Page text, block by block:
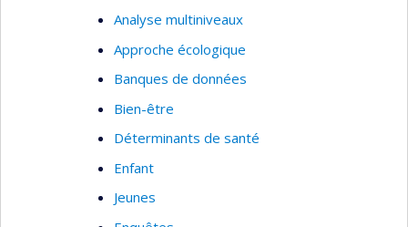
Analyse multiniveaux
Approche écologique
Banques de données
Bien-être
Déterminants de santé
Enfant
Jeunes